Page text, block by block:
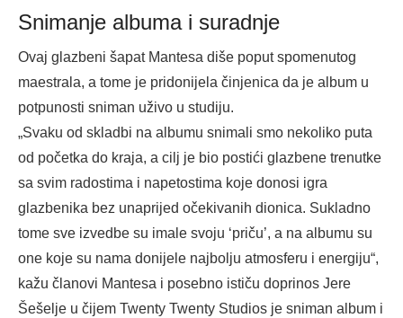
Snimanje albuma i suradnje
Ovaj glazbeni šapat Mantesa diše poput spomenutog
maestrala, a tome je pridonijela činjenica da je album u
potpunosti sniman uživo u studiju.
„Svaku od skladbi na albumu snimali smo nekoliko puta
od početka do kraja, a cilj je bio postići glazbene trenutke
sa svim radostima i napetostima koje donosi igra
glazbenika bez unaprijed očekivanih dionica. Sukladno
tome sve izvedbe su imale svoju ‘priču’, a na albumu su
one koje su nama donijele najbolju atmosferu i energiju“,
kažu članovi Mantesa i posebno ističu doprinos Jere
Šešelje u čijem Twenty Twenty Studios je sniman album i